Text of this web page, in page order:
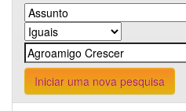
Iniciar uma nova pesquisa